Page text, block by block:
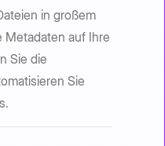
in großem
Metadaten auf Ihre
Sie die
Sie